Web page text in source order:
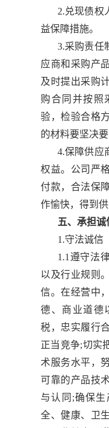
2.兑现债权
益保障措施。
3.采购责任
应商和采购产
及时提出采购
购合同并按照
验，检验合格
的材料要坚决
4.保障供应
权益。公司严
付款，合法保
作愉快，得到供
五、承担诚
1.守法诚信
1.1遵守法
以及行业规则
信。在经营中
德、商业道德
税，忠实履行
正当竞争;切实
术服务水平，
可靠的产品技
与认同;确保
全、健康、卫